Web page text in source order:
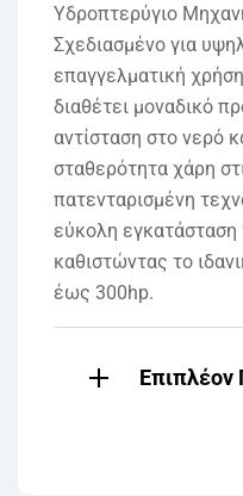
Υδροπτερύγιο
Σχεδιασμένο για
επαγγελματική
διαθέτει μοναδικό
αντίσταση στο νερό
σταθερότητα χάρη
πατενταρισμένη
εύκολη
καθιστώντας το
έως 300hp.
Επιπλέον